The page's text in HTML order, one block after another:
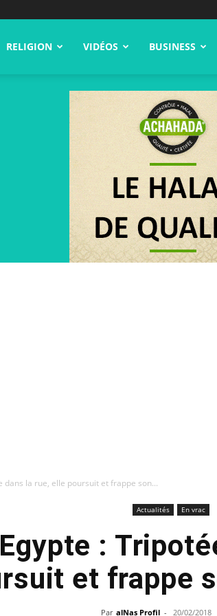
RELIGION VIDÉOS BUSINESS
dans la rue, elle poursuit et frappe son...
Actualités En vrac
:
et frappe
Par alNas Profil - 20/02/2018